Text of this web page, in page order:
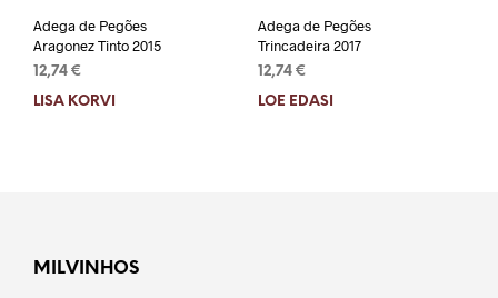
Adega de Pegões
Aragonez Tinto 2015
12,74 €
LISA KORVI
Adega de Pegões
Trincadeira 2017
12,74 €
LOE EDASI
MILVINHOS